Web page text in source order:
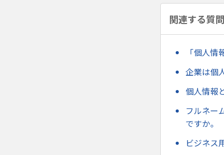
関連する質問
「個人
企業は個
個人情報
フルネー
ですか。
ビジネス